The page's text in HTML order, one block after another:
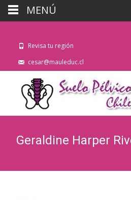
Revisa tu región
cesar@mauleduc.cl
Geraldine Harper
MENÚ